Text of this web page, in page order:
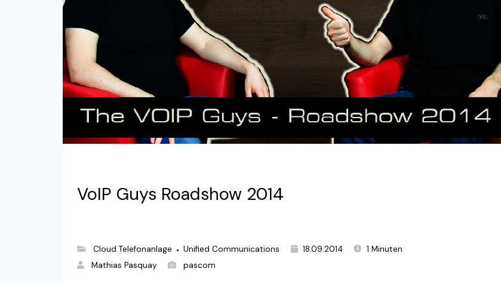
VoIP Guys Roadshow 2014
Cloud Telefonanlage ● Unified Communications 18.09.2014
1 Minuten
Mathias Pasquay
pascom